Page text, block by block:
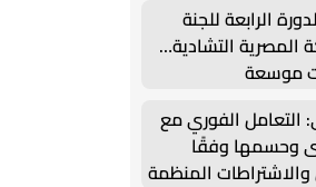
الرابعة للجنة
المصرية التشادية…
موسعة
التعامل الفوري مع
وحسمها وفقًا
والاشتراطات المنظمة